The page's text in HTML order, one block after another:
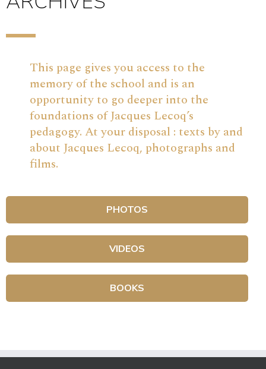
This page gives you access to the
memory of the school and is an
opportunity to go deeper into the
foundations of Jacques Lecoq’s
pedagogy. At your disposal : texts by and
about Jacques Lecoq, photographs and
films.
PHOTOS
VIDEOS
BOOKS